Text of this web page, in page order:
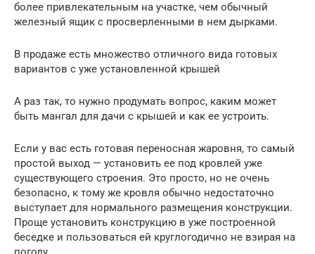
более привлекательным на участке, чем обычный
железный ящик с просверленными в нем дырками.
В продаже есть множество отличного вида готовых
вариантов с уже установленной крышей
А раз так, то нужно продумать вопрос, каким может
быть мангал для дачи с крышей и как ее устроить.
Если у вас есть готовая переносная жаровня, то самый
простой выход — установить ее под кровлей уже
существующего строения. Это просто, но не очень
безопасно, к тому же кровля обычно недостаточно
выступает для нормального размещения конструкции.
Проще установить конструкцию в уже построенной
беседке и пользоваться ей круглогодично не взирая на